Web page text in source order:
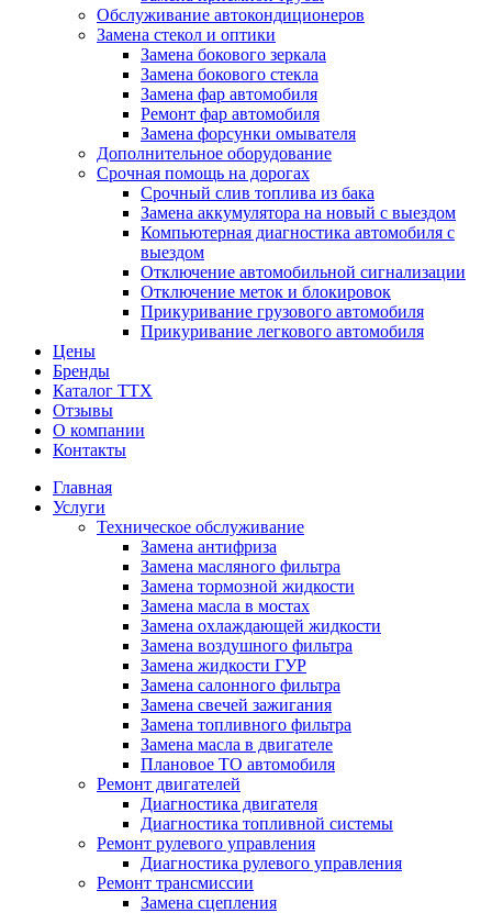
Обслуживание автокондиционеров
Замена стекол и оптики
Замена бокового зеркала
Замена бокового стекла
Замена фар автомобиля
Ремонт фар автомобиля
Замена форсунки омывателя
Дополнительное оборудование
Срочная помощь на дорогах
Срочный слив топлива из бака
Замена аккумулятора на новый с выездом
Компьютерная диагностика автомобиля с
выездом
Отключение автомобильной сигнализации
Отключение меток и блокировок
Прикуривание грузового автомобиля
Прикуривание легкового автомобиля
Цены
Бренды
Каталог ТТХ
Отзывы
О компании
Контакты
Главная
Услуги
Техническое обслуживание
Замена антифриза
Замена масляного фильтра
Замена тормозной жидкости
Замена масла в мостах
Замена охлаждающей жидкости
Замена воздушного фильтра
Замена жидкости ГУР
Замена салонного фильтра
Замена свечей зажигания
Замена топливного фильтра
Замена масла в двигателе
Плановое ТО автомобиля
Ремонт двигателей
Диагностика двигателя
Диагностика топливной системы
Ремонт рулевого управления
Диагностика рулевого управления
Ремонт трансмиссии
Замена сцепления